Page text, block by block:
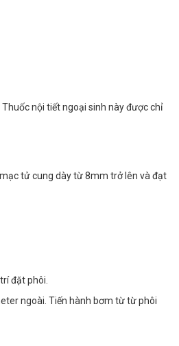
nội tiết ngoại sinh này được chỉ
tử cung dày từ 8mm trở lên và đạt
đặt phôi.
ngoài. Tiến hành bơm từ từ phôi